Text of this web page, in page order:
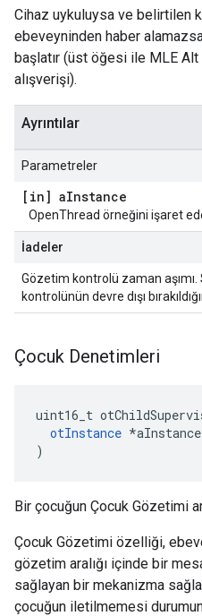
Cihaz uykuluysa ve belirtilen
ebeveyninden haber
başlatır (üst öğesi ile MLE
alışverişi).
Ayrıntılar
Parametreler
[in] aInstance
OpenThread örneğini işaret
İadeler
Gözetim kontrolü zaman aşımı.
kontrolünün devre dışı
Çocuk Denetimleri
uint16_t
otInstance *aInstance
)
Bir çocuğun Çocuk Gözetimi
Çocuk Gözetimi özelliği,
gözetim aralığı içinde bir
sağlayan bir mekanizma
çocuğun iletilmemesi